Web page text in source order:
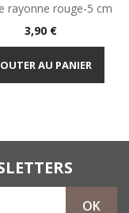
rayonne rouge-5 cm
Prix
3,90 €
AU PANIER